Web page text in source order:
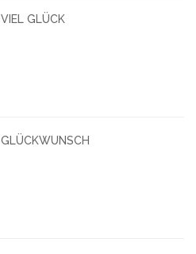
VIEL GLÜCK
GLÜCKWUNSCH